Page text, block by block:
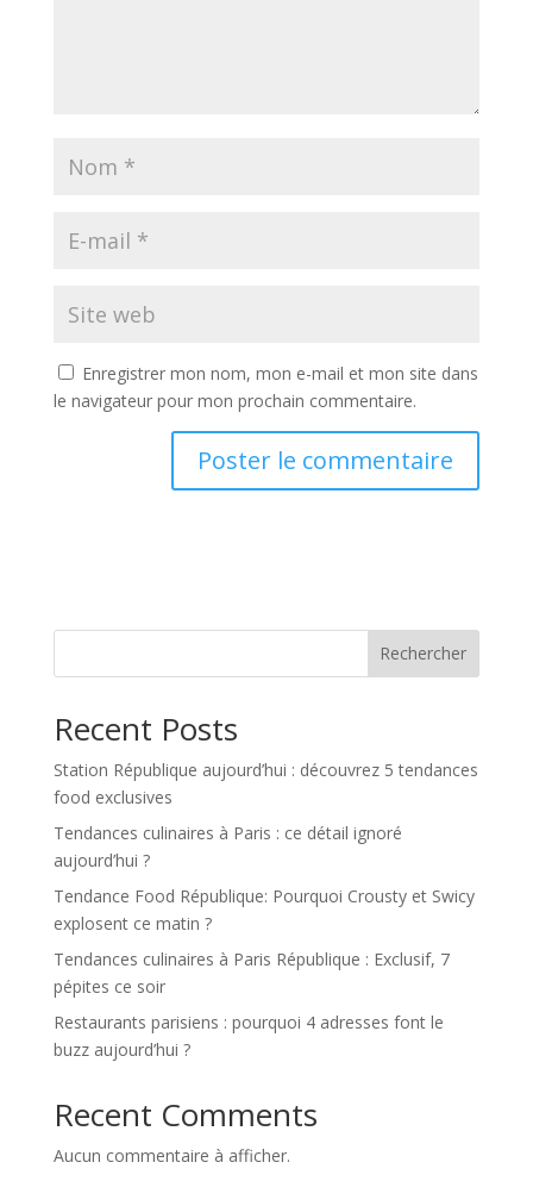
Enregistrer mon nom, mon e-mail et mon site dans
le navigateur pour mon prochain commentaire.
Rechercher
Recent Posts
Station République aujourd’hui : découvrez 5 tendances
food exclusives
Tendances culinaires à Paris : ce détail ignoré
aujourd’hui ?
Tendance Food République: Pourquoi Crousty et Swicy
explosent ce matin ?
Tendances culinaires à Paris République : Exclusif, 7
pépites ce soir
Restaurants parisiens : pourquoi 4 adresses font le
buzz aujourd’hui ?
Recent Comments
Aucun commentaire à afficher.